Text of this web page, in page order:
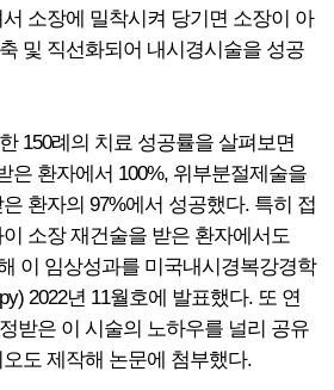
소장에 밀착시켜 당기면 소장이 아
및 직선화되어 내시경시술을 성공
150례의 치료 성공률을 살펴보면
은 환자에서 100%, 위부분절제술을
환자의 97%에서 성공했다. 특히 접
소장 재건술을 받은 환자에서도
이 임상성과를 미국내시경복강경학
2022년 11월호에 발표했다. 또 연
받은 이 시술의 노하우를 널리 공유
도 제작해 논문에 첨부했다.